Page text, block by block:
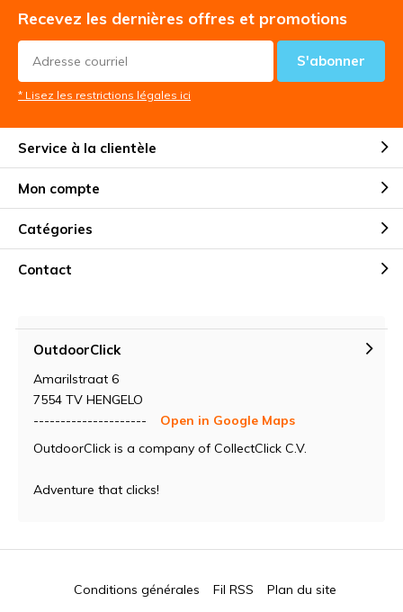
Recevez les dernières offres et promotions
S'abonner
* Lisez les restrictions légales ici
Service à la clientèle
Mon compte
Catégories
Contact
OutdoorClick
Amarilstraat 6
7554 TV HENGELO
---------------------
Open in Google Maps
OutdoorClick is a company of CollectClick C.V.
Adventure that clicks!
Conditions générales Fil RSS Plan du site